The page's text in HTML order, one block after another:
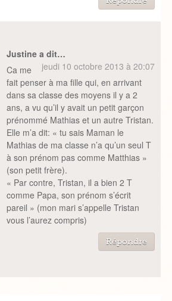
Justine a dit…
jeudi 10 octobre 2013 à 20:07
Ca me
fait penser à ma fille qui, en arrivant
dans sa classe des moyens il y a 2
ans, a vu qu’il y avait un petit garçon
prénommé Mathias et un autre Tristan.
Elle m’a dit: « tu sais Maman le
Mathias de ma classe n’a qu’un seul T
à son prénom pas comme Matthias »
(son petit frère).
« Par contre, Tristan, il a bien 2 T
comme Papa, son prénom s’écrit
pareil » (mon mari s’appelle Tristan
vous l’aurez compris)
Répondre